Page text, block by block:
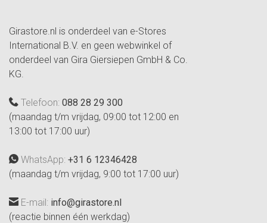
Girastore.nl is onderdeel van e-Stores
International B.V. en geen webwinkel of
onderdeel van Gira Giersiepen GmbH & Co.
KG.
Telefoon: 088 28 29 300
(maandag t/m vrijdag, 09:00 tot 12:00 en
13:00 tot 17:00 uur)
WhatsApp: +31 6 12346428
(maandag t/m vrijdag, 9:00 tot 17:00 uur)
E-mail: info@girastore.nl
(reactie binnen één werkdag)